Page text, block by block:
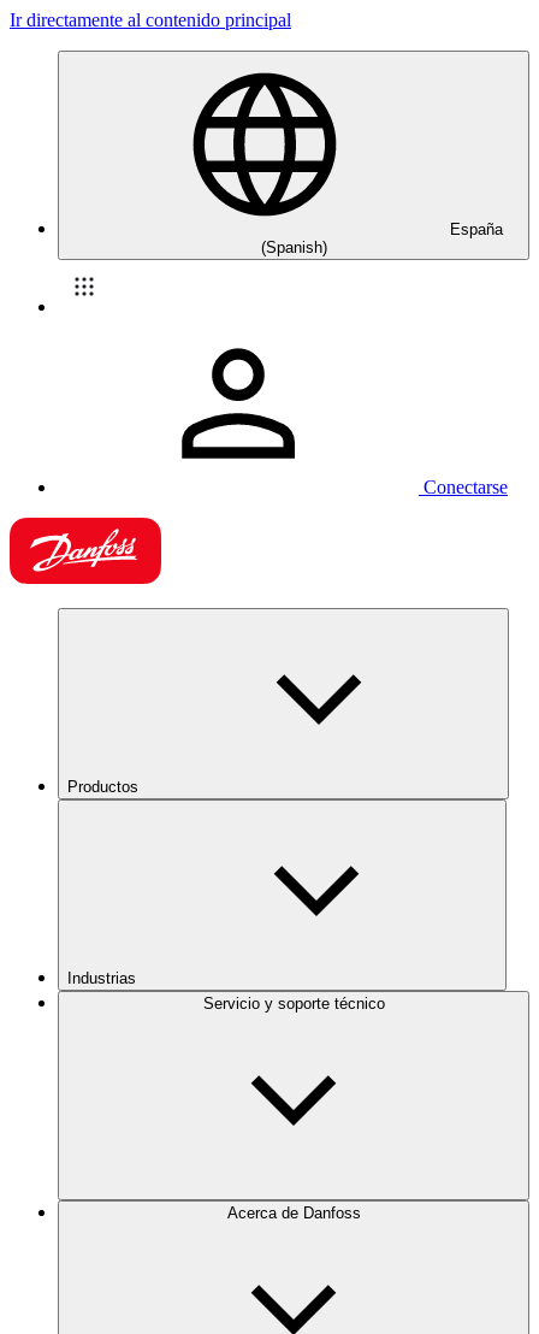
Ir directamente al contenido principal
España
(Spanish)
Conectarse
Productos
Industrias
Servicio y soporte técnico
Acerca de Danfoss